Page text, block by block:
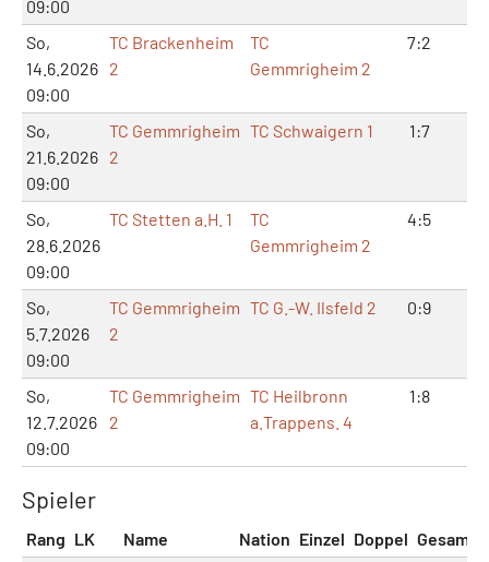
09:00
So,
14.6.2026
09:00
TC Brackenheim
2
TC
Gemmrigheim 2
7:2
So,
21.6.2026
09:00
TC Gemmrigheim
2
TC Schwaigern 1 1:7
So,
28.6.2026
09:00
TC Stetten a.H. 1
TC
Gemmrigheim 2
4:5
So,
5.7.2026
09:00
TC Gemmrigheim
2
TC G.-W. Ilsfeld 2 0:9
So,
12.7.2026
09:00
TC Gemmrigheim
2
TC Heilbronn
a.Trappens. 4
1:8
Spieler
Rang LK Name Nation Einzel Doppel Gesamt